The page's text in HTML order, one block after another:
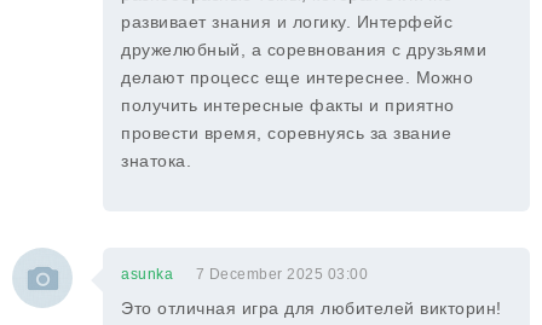
развивает знания и логику. Интерфейс
дружелюбный, а соревнования с друзьями
делают процесс еще интереснее. Можно
получить интересные факты и приятно
провести время, соревнуясь за звание
знатока.
asunka 7 December 2025 03:00
Это отличная игра для любителей викторин!